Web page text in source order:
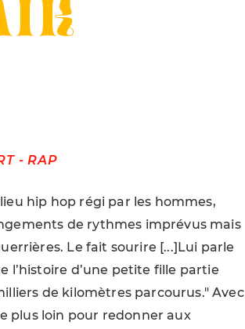
- RAP
hip hop régi par les hommes,
de rythmes imprévus mais
Le fait sourire [...]Lui parle
l’histoire d’une petite fille partie
de kilomètres parcourus." Avec
plus loin pour redonner aux